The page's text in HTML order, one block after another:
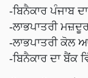
-ਬਿਨੈਕਾਰ ਪੰਜਾਬ
-ਲਾਭਪਾਤਰੀ
-ਲਾਭਪਾਤਰੀ ਕੋਲ
-ਬਿਨੈਕਾਰ ਦਾ ਬੈਂਕ